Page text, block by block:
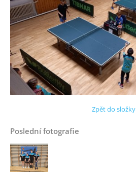
Zpět do složky
Poslední fotografie